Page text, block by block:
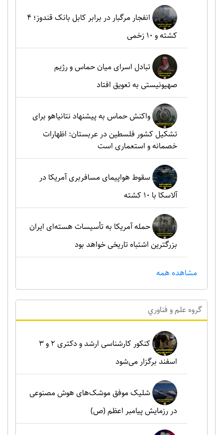
انفجار مرگبار در برابر کابل بانک قندوز؛ ۴
کشته و ۱۰ زخمی
تبادل اسرای میان حماس و رژیم
صهیونیستی به تعویق افتاد
واکنش حماس به پیشنهاد نتانیاهو برای
تشکیل کشور فلسطین در عربستان: اظهارات
خصمانه و استعماری است
سقوط هواپیمای مسافربری آمریکا در
آلاسکا با ۱۰ کشته
حمله آمریکا به تأسیسات هسته‌ای ایران
بزرگترین اشتباه تاریخی خواهد بود
مشاهده همه
گروه علم و فناوري
کنکور کارشناسی ارشد و دکتری ۲ و ۳
اسفند برگزار می‌شود
شلیک موفق موشک‌های هوش مصنوعی
در رزمایش پیامبر اعظم (ص)